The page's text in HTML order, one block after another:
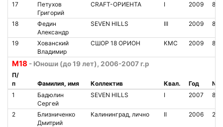
17
Петухов
Григорий
CRAFT-ОРИЕНТА I 2009
18
Федин
Александр
SEVEN HILLS III 2009
19
Хованский
Владимир
СШОР 18 ОРИОН КМС 2009
М18 - Юноши (до 19 лет), 2006-2007 г.р
П/
п
Фамилия, имя Коллектив Квал. Год
№
1
Бадюлин
Сергей
SEVEN HILLS I 2007
2
Близниченко
Дмитрий
Калининград, лично II 2006